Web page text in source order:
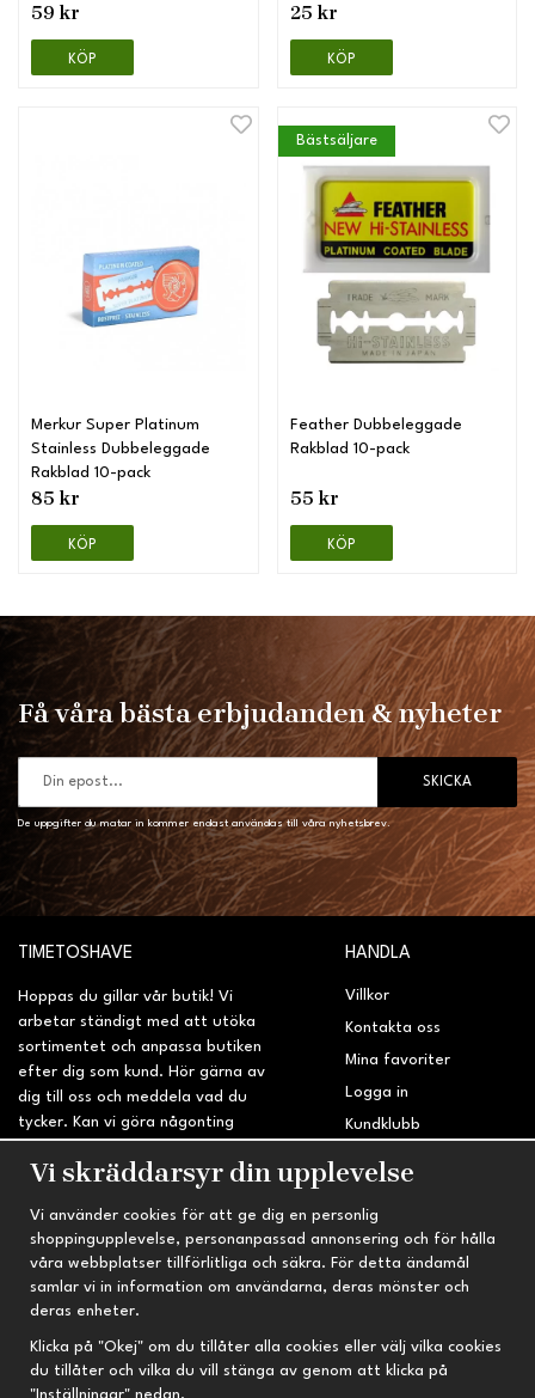
59 kr
KÖP
25 kr
KÖP
Merkur Super Platinum
Stainless Dubbeleggade
Rakblad 10-pack
85 kr
KÖP
Bästsäljare
Feather Dubbeleggade
Rakblad 10-pack
55 kr
KÖP
Få våra bästa erbjudanden & nyheter
SKICKA
De uppgifter du matar in kommer endast användas till våra nyhetsbrev.
TIMETOSHAVE
Hoppas du gillar vår butik! Vi
arbetar ständigt med att utöka
sortimentet och anpassa butiken
efter dig som kund. Hör gärna av
dig till oss och meddela vad du
tycker. Kan vi göra någonting
sidan?
HANDLA
Villkor
Kontakta oss
Mina favoriter
Logga in
Kundklubb
INFORMATION
Om oss
Nyheter
Nyhetsbrev
Om cookies
TRYGG HANDEL
Fri frakt vid köp över 695 kr
Kvalitetsprodukter till kanonpris
Vi skräddarsyr din upplevelse
Vi använder cookies för att ge dig en personlig
shoppingupplevelse, personanpassad annonsering och för hålla
våra webbplatser tillförlitliga och säkra. För detta ändamål
samlar vi in information om användarna, deras mönster och
deras enheter.
Klicka på "Okej" om du tillåter alla cookies eller välj vilka cookies
du tillåter och vilka du vill stänga av genom att klicka på